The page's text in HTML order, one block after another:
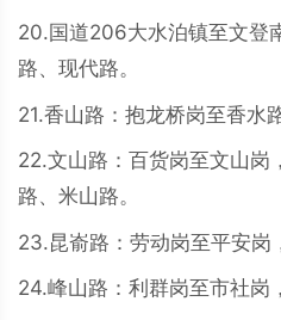
20.国道206大水泊镇至文登
路、现代路。
21.香山路：抱龙桥岗至香水
22.文山路：百货岗至文山岗
路、米山路。
23.昆嵛路：劳动岗至平安岗
24.峰山路：利群岗至市社岗